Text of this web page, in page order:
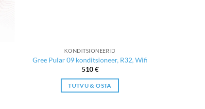
KONDITSIONEERID
Gree Pular 09 konditsioneer, R32, Wifi
510€
TUTVU & OSTA